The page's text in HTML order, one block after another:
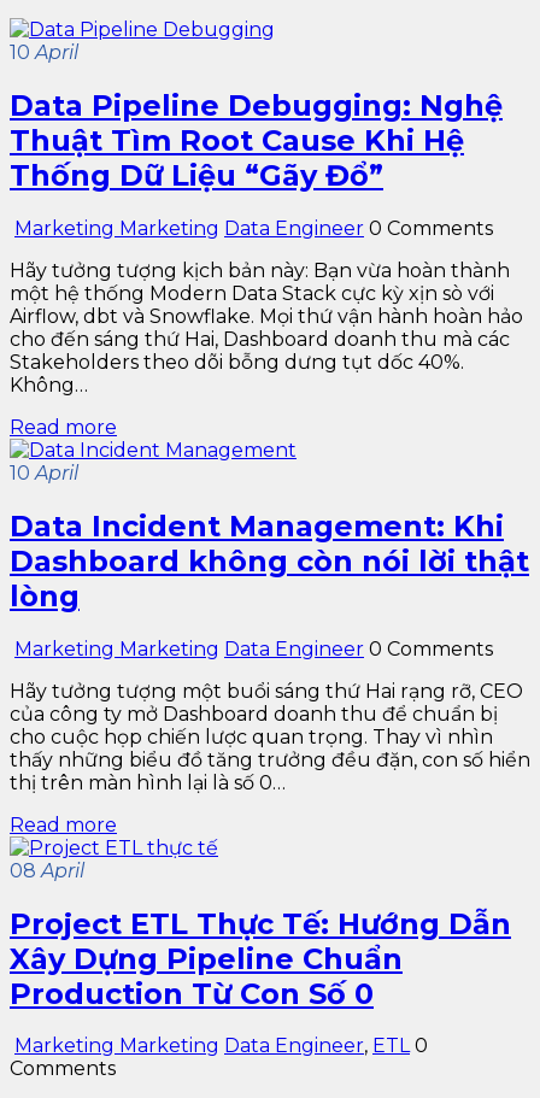
10April
Data Pipeline Debugging: Nghệ
Thuật Tìm Root Cause Khi Hệ
Thống Dữ Liệu “Gãy Đổ”
Marketing Marketing Data Engineer 0 Comments
Hãy tưởng tượng kịch bản này: Bạn vừa hoàn thành
một hệ thống Modern Data Stack cực kỳ xịn sò với
Airflow, dbt và Snowflake. Mọi thứ vận hành hoàn hảo
cho đến sáng thứ Hai, Dashboard doanh thu mà các
Stakeholders theo dõi bỗng dưng tụt dốc 40%.
Không…
Read more
10April
Data Incident Management: Khi
Dashboard không còn nói lời thật
lòng
Marketing Marketing Data Engineer 0 Comments
Hãy tưởng tượng một buổi sáng thứ Hai rạng rỡ, CEO
của công ty mở Dashboard doanh thu để chuẩn bị
cho cuộc họp chiến lược quan trọng. Thay vì nhìn
thấy những biểu đồ tăng trưởng đều đặn, con số hiển
thị trên màn hình lại là số 0…
Read more
08 April
Project ETL Thực Tế: Hướng Dẫn
Xây Dựng Pipeline Chuẩn
Production Từ Con Số 0
Marketing Marketing Data Engineer, ETL0
Comments